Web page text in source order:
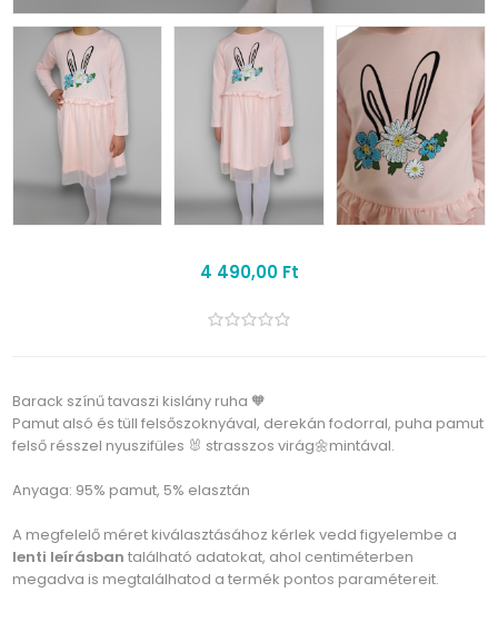
4 490,00 Ft
Barack színű tavaszi kislány ruha 🧡
Pamut alsó és tüll felsőszoknyával, derekán fodorral, puha pamut
felső résszel nyuszifüles 🐰 strasszos virág🌼mintával.
Anyaga: 95% pamut, 5% elasztán
A megfelelő méret kiválasztásához kérlek vedd figyelembe a
lenti leírásban található adatokat, ahol centiméterben
megadva is megtalálhatod a termék pontos paramétereit.